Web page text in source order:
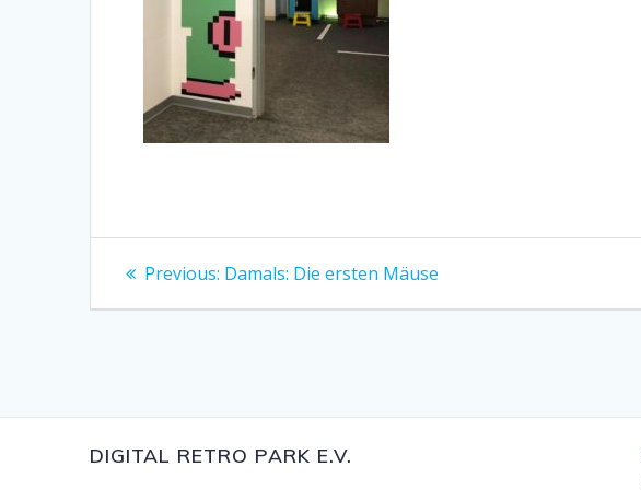
Beitragsnavigation
Previous: Previous
Damals: Die ersten Mäuse
DIGITAL RETRO PARK E.V.